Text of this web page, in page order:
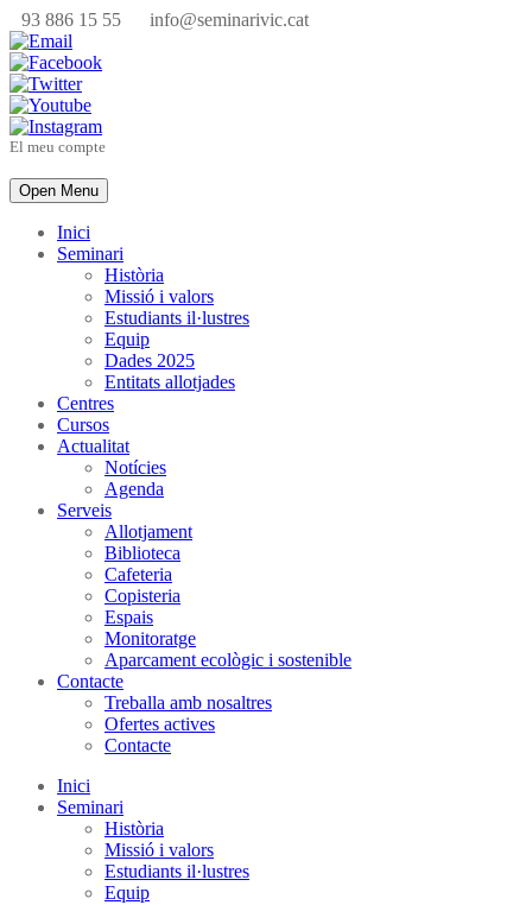
93 886 15 55 info@seminarivic.cat
El meu compte
Open Menu
Inici
Seminari
Història
Missió i valors
Estudiants il·lustres
Equip
Dades 2025
Entitats allotjades
Centres
Cursos
Actualitat
Notícies
Agenda
Serveis
Allotjament
Biblioteca
Cafeteria
Copisteria
Espais
Monitoratge
Aparcament ecològic i sostenible
Contacte
Treballa amb nosaltres
Ofertes actives
Contacte
Inici
Seminari
Història
Missió i valors
Estudiants il·lustres
Equip